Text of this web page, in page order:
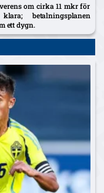
om cirka 11 mkr för
betalningsplanen
ett dygn.